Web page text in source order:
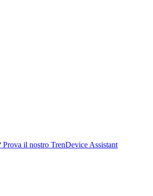
il nostro TrenDevice Assistant